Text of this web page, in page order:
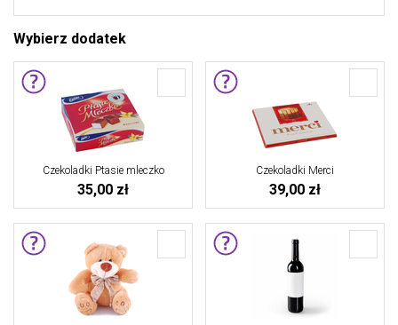
Wybierz dodatek
Czekoladki Ptasie mleczko
35,00 zł
Czekoladki Merci
39,00 zł